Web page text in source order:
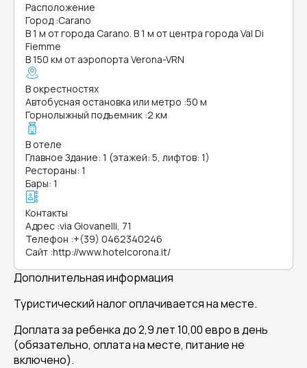
Расположение
Город :Carano
В 1 м от города Carano. В 1 м от центра города Val Di
Fiemme
В 150 км от аэропорта Verona-VRN
В окрестностях
Автобусная остановка или метро :50 м
Горнолыжный подъемник :2 км
В отеле
Главное Здание: 1 (этажей: 5, лифтов: 1)
Рестораны: 1
Бары: 1
Контакты
Адрес :via Giovanelli, 71
Телефон :+(39) 0462340246
Сайт :http://www.hotelcorona.it/
Дополнительная информация
Туристический налог оплачивается на месте.
Доплата за ребенка до 2,9 лет 10,00 евро в день
(обязательно, оплата на месте, питание не
включено).